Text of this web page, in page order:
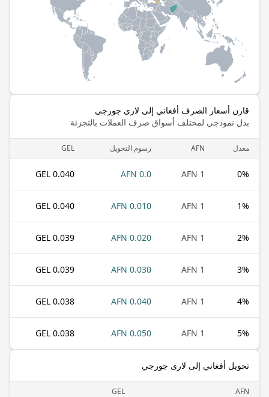
قارن أسعار الصرف أفغاني إلى لارى جورجي
بدل نموذجي لمختلف أسواق صرف العملات بالتجزئة
معدل AFN رسوم التحويل GEL
0%
1 AFN
0.0 AFN
0.040 GEL
1%
1 AFN
0.010 AFN
0.040 GEL
2%
1 AFN
0.020 AFN
0.039 GEL
3%
1 AFN
0.030 AFN
0.039 GEL
4%
1 AFN
0.040 AFN
0.038 GEL
5%
1 AFN
0.050 AFN
0.038 GEL
تحويل أفغاني إلى لارى جورجي
AFN
GEL